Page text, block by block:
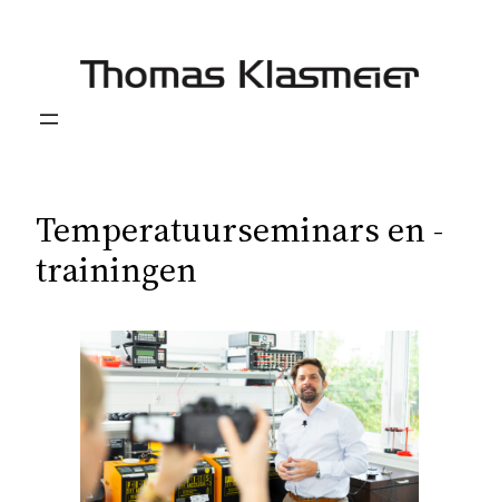
inhoud
Temperatuurseminars en -
trainingen